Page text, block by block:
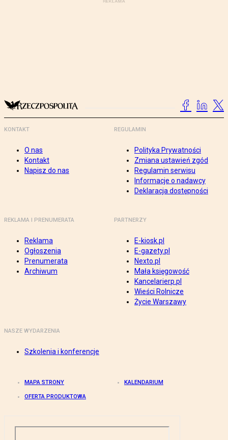
KONTAKT
O nas
Kontakt
Napisz do nas
REGULAMIN
Polityka Prywatności
Zmiana ustawień zgód
Regulamin serwisu
Informacje o nadawcy
Deklaracja dostępności
REKLAMA I PRENUMERATA
Reklama
Ogłoszenia
Prenumerata
Archiwum
PARTNERZY
E-kiosk.pl
E-gazety.pl
Nexto.pl
Mała księgowość
Kancelarierp.pl
Wieści Rolnicze
Życie Warszawy
NASZE WYDARZENIA
Szkolenia i konferencje
MAPA STRONY KALENDARIUM
OFERTA PRODUKTOWA